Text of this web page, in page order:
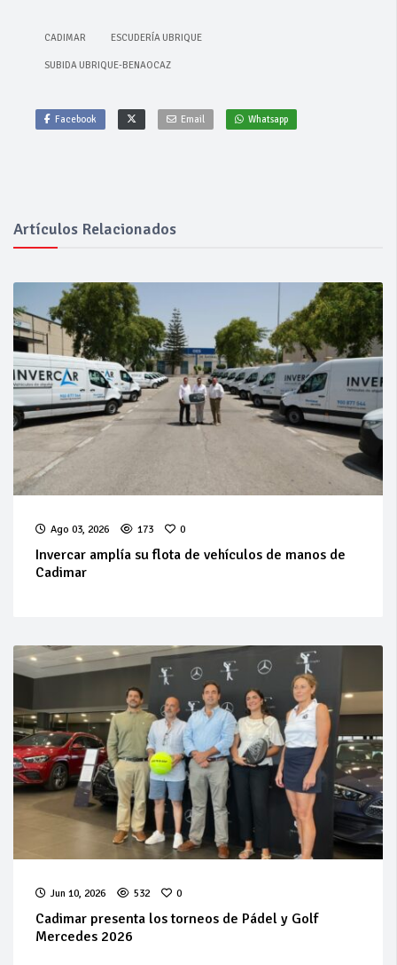
CADIMAR ESCUDERÍA UBRIQUE
SUBIDA UBRIQUE-BENAOCAZ
Facebook Email Whatsapp
Artículos Relacionados
Ago 03, 2026 173 0
Invercar amplía su flota de vehículos de manos de
Cadimar
Jun 10, 2026 532 0
Cadimar presenta los torneos de Pádel y Golf
Mercedes 2026